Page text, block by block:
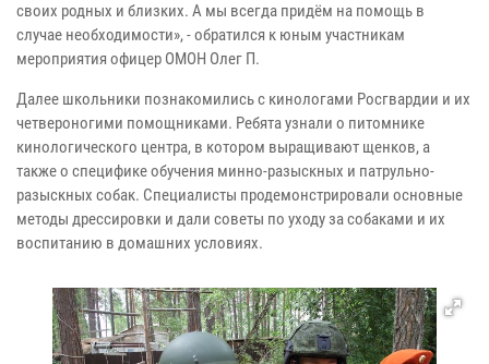
своих родных и близких. А мы всегда придём на помощь в
случае необходимости», - обратился к юным участникам
мероприятия офицер ОМОН Олег П.
Далее школьники познакомились с кинологами Росгвардии и их
четвероногими помощниками. Ребята узнали о питомнике
кинологического центра, в котором выращивают щенков, а
также о специфике обучения минно-разыскных и патрульно-
разыскных собак. Специалисты продемонстрировали основные
методы дрессировки и дали советы по уходу за собаками и их
воспитанию в домашних условиях.